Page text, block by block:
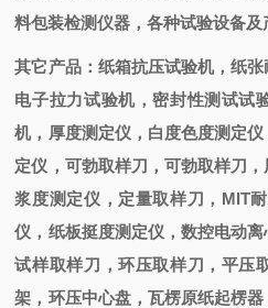
料包装检测仪器，各种试验设备及
其它产品：纸箱抗压试验机，纸
电子拉力试验机，密封性测试试
机，厚度测定仪，白度色度测定
定仪，可勃取样刀，可勃取样刀
浆度测定仪，定量取样刀，MIT
仪，纸板挺度测定仪，数控电动离
试样取样刀，环压取样刀，平压
架，环压中心盘，瓦楞原纸起楞